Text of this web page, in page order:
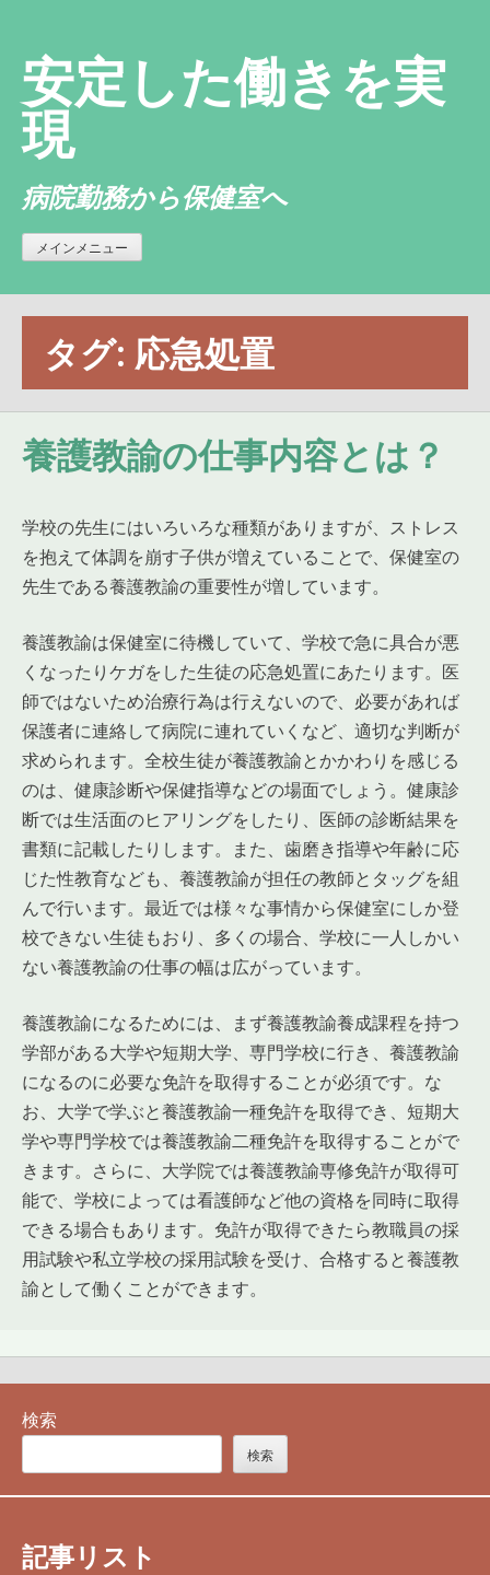
安定した働きを実
現
病院勤務から保健室へ
メインメニュー
タグ: 応急処置
養護教諭の仕事内容とは？
学校の先生にはいろいろな種類がありますが、ストレス
を抱えて体調を崩す子供が増えていることで、保健室の
先生である養護教諭の重要性が増しています。
養護教諭は保健室に待機していて、学校で急に具合が悪
くなったりケガをした生徒の応急処置にあたります。医
師ではないため治療行為は行えないので、必要があれば
保護者に連絡して病院に連れていくなど、適切な判断が
求められます。全校生徒が養護教諭とかかわりを感じる
のは、健康診断や保健指導などの場面でしょう。健康診
断では生活面のヒアリングをしたり、医師の診断結果を
書類に記載したりします。また、歯磨き指導や年齢に応
じた性教育なども、養護教諭が担任の教師とタッグを組
んで行います。最近では様々な事情から保健室にしか登
校できない生徒もおり、多くの場合、学校に一人しかい
ない養護教諭の仕事の幅は広がっています。
養護教諭になるためには、まず養護教諭養成課程を持つ
学部がある大学や短期大学、専門学校に行き、養護教諭
になるのに必要な免許を取得することが必須です。な
お、大学で学ぶと養護教諭一種免許を取得でき、短期大
学や専門学校では養護教諭二種免許を取得することがで
きます。さらに、大学院では養護教諭専修免許が取得可
能で、学校によっては看護師など他の資格を同時に取得
できる場合もあります。免許が取得できたら教職員の採
用試験や私立学校の採用試験を受け、合格すると養護教
諭として働くことができます。
検索
検索
記事リスト